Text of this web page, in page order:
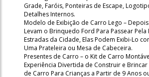
Grade, Faróis, Ponteiras de Escape,
Detalhes Internos.
Modelo de Exibição de Carro Lego –
Levam o Brinquedo Ford Para Passear Pela
Estradas da Cidade, Elas Podem Exibi-Lo
Uma Prateleira ou Mesa de Cabeceira.
Presentes de Carro – o Kit de Carro
Experiência Divertida de Construir e Brincar
de Carro Para Crianças a Partir de 9 Anos